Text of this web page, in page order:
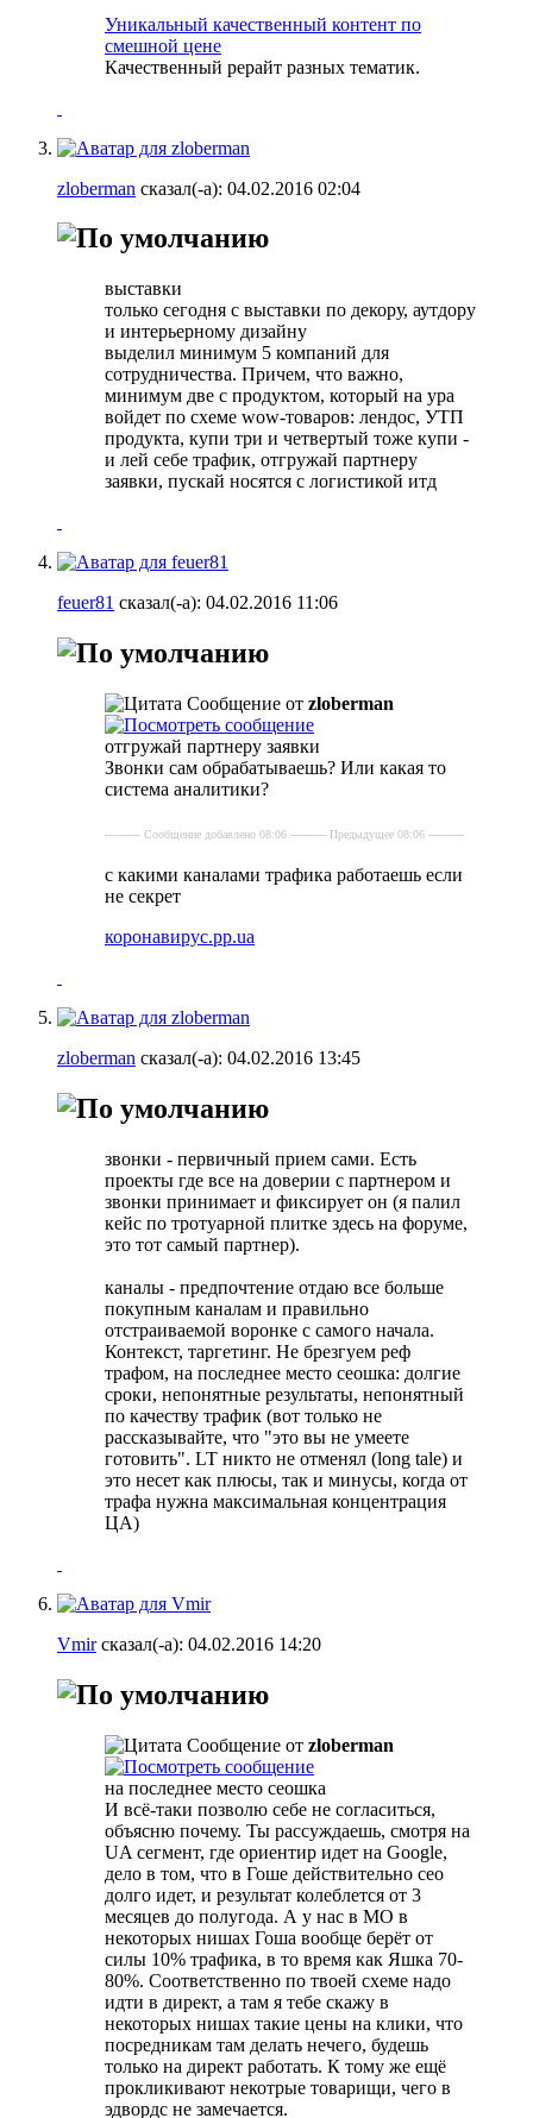
Уникальный качественный контент по
смешной цене
Качественный рерайт разных тематик.
zloberman сказал(-а): 04.02.2016 02:04
выставки
только сегодня с выставки по декору, аутдору
и интерьерному дизайну
выделил минимум 5 компаний для
сотрудничества. Причем, что важно,
минимум две с продуктом, который на ура
войдет по схеме wow-товаров: лендос, УТП
продукта, купи три и четвертый тоже купи -
и лей себе трафик, отгружай партнеру
заявки, пускай носятся с логистикой итд
feuer81 сказал(-а): 04.02.2016 11:06
Сообщение от zloberman
отгружай партнеру заявки
Звонки сам обрабатываешь? Или какая то
система аналитики?
---------- Сообщение добавлено 08:06 ---------- Предыдущее 08:06 ----------
с какими каналами трафика работаешь если
не секрет
коронавирус.pp.ua
zloberman сказал(-а): 04.02.2016 13:45
звонки - первичный прием сами. Есть
проекты где все на доверии с партнером и
звонки принимает и фиксирует он (я палил
кейс по тротуарной плитке здесь на форуме,
это тот самый партнер).
каналы - предпочтение отдаю все больше
покупным каналам и правильно
отстраиваемой воронке с самого начала.
Контекст, таргетинг. Не брезгуем реф
трафом, на последнее место сеошка: долгие
сроки, непонятные результаты, непонятный
по качеству трафик (вот только не
рассказывайте, что "это вы не умеете
готовить". LT никто не отменял (long tale) и
это несет как плюсы, так и минусы, когда от
трафа нужна максимальная концентрация
ЦА)
Vmirсказал(-а): 04.02.2016 14:20
Сообщение от zloberman
на последнее место сеошка
И всё-таки позволю себе не согласиться,
объясню почему. Ты рассуждаешь, смотря на
UA сегмент, где ориентир идет на Google,
дело в том, что в Гоше действительно сео
долго идет, и результат колеблется от 3
месяцев до полугода. А у нас в МО в
некоторых нишах Гоша вообще берёт от
силы 10% трафика, в то время как Яшка 70-
80%. Соответственно по твоей схеме надо
идти в директ, а там я тебе скажу в
некоторых нишах такие цены на клики, что
посредникам там делать нечего, будешь
только на директ работать. К тому же ещё
прокликивают некотрые товарищи, чего в
эдвордс не замечается.